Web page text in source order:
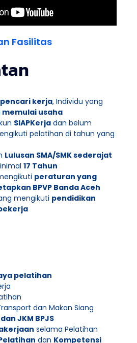
Fasilitas
pencari kerja, Individu yang
memulai usaha
SIAPKerja dan belum
pelatihan di tahun yang
Lulusan SMA/SMK sederajat
17 Tahun
peraturan yang
BPVP Banda Aceh
mengikuti pendidikan
pelatihan
dan Makan Siang
JKM BPJS
selama Pelatihan
dan Kompetensi